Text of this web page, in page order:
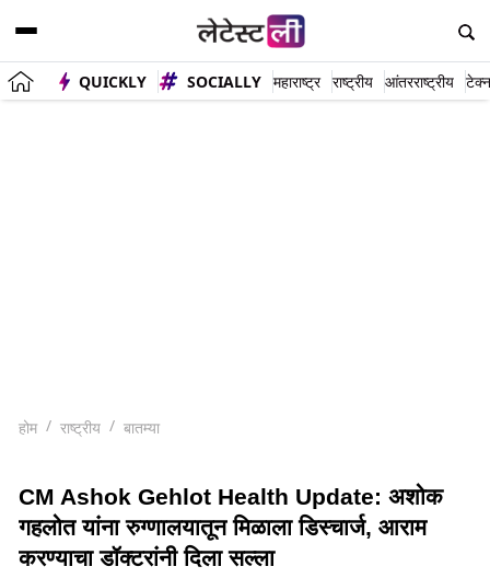
QUICKLY SOCIALLY महाराष्ट्र राष्ट्रीय आंतरराष्ट्रीय
होम राष्ट्रीय बातम्या
CM Ashok Gehlot Health Update: अशोक
गहलोत यांना रुग्णालयातून मिळाला डिस्चार्ज, आराम
करण्याचा डॉक्टरांनी दिला सल्ला